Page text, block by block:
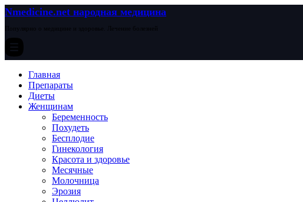
Nmedicine.net народная медицина
Популярно о медицине и здоровье. Лечение болезней
Главная
Препараты
Диеты
Женщинам
Беременность
Похудеть
Бесплодие
Гинекология
Красота и здоровье
Месячные
Молочница
Эрозия